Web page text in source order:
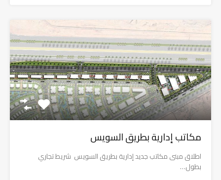
مكاتب إدارية بطريق السويس
اطلاق مبنى مكاتب جديد إدارية بطريق السويس شريط تجاري
بطول…